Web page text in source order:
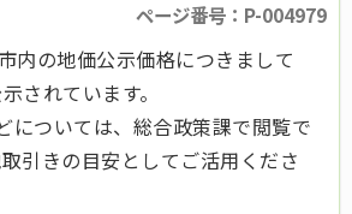
ページ番号：P-004979
内の地価公示価格につきまして
されています。
については、総合政策課で閲覧で
引きの目安としてご活用くださ